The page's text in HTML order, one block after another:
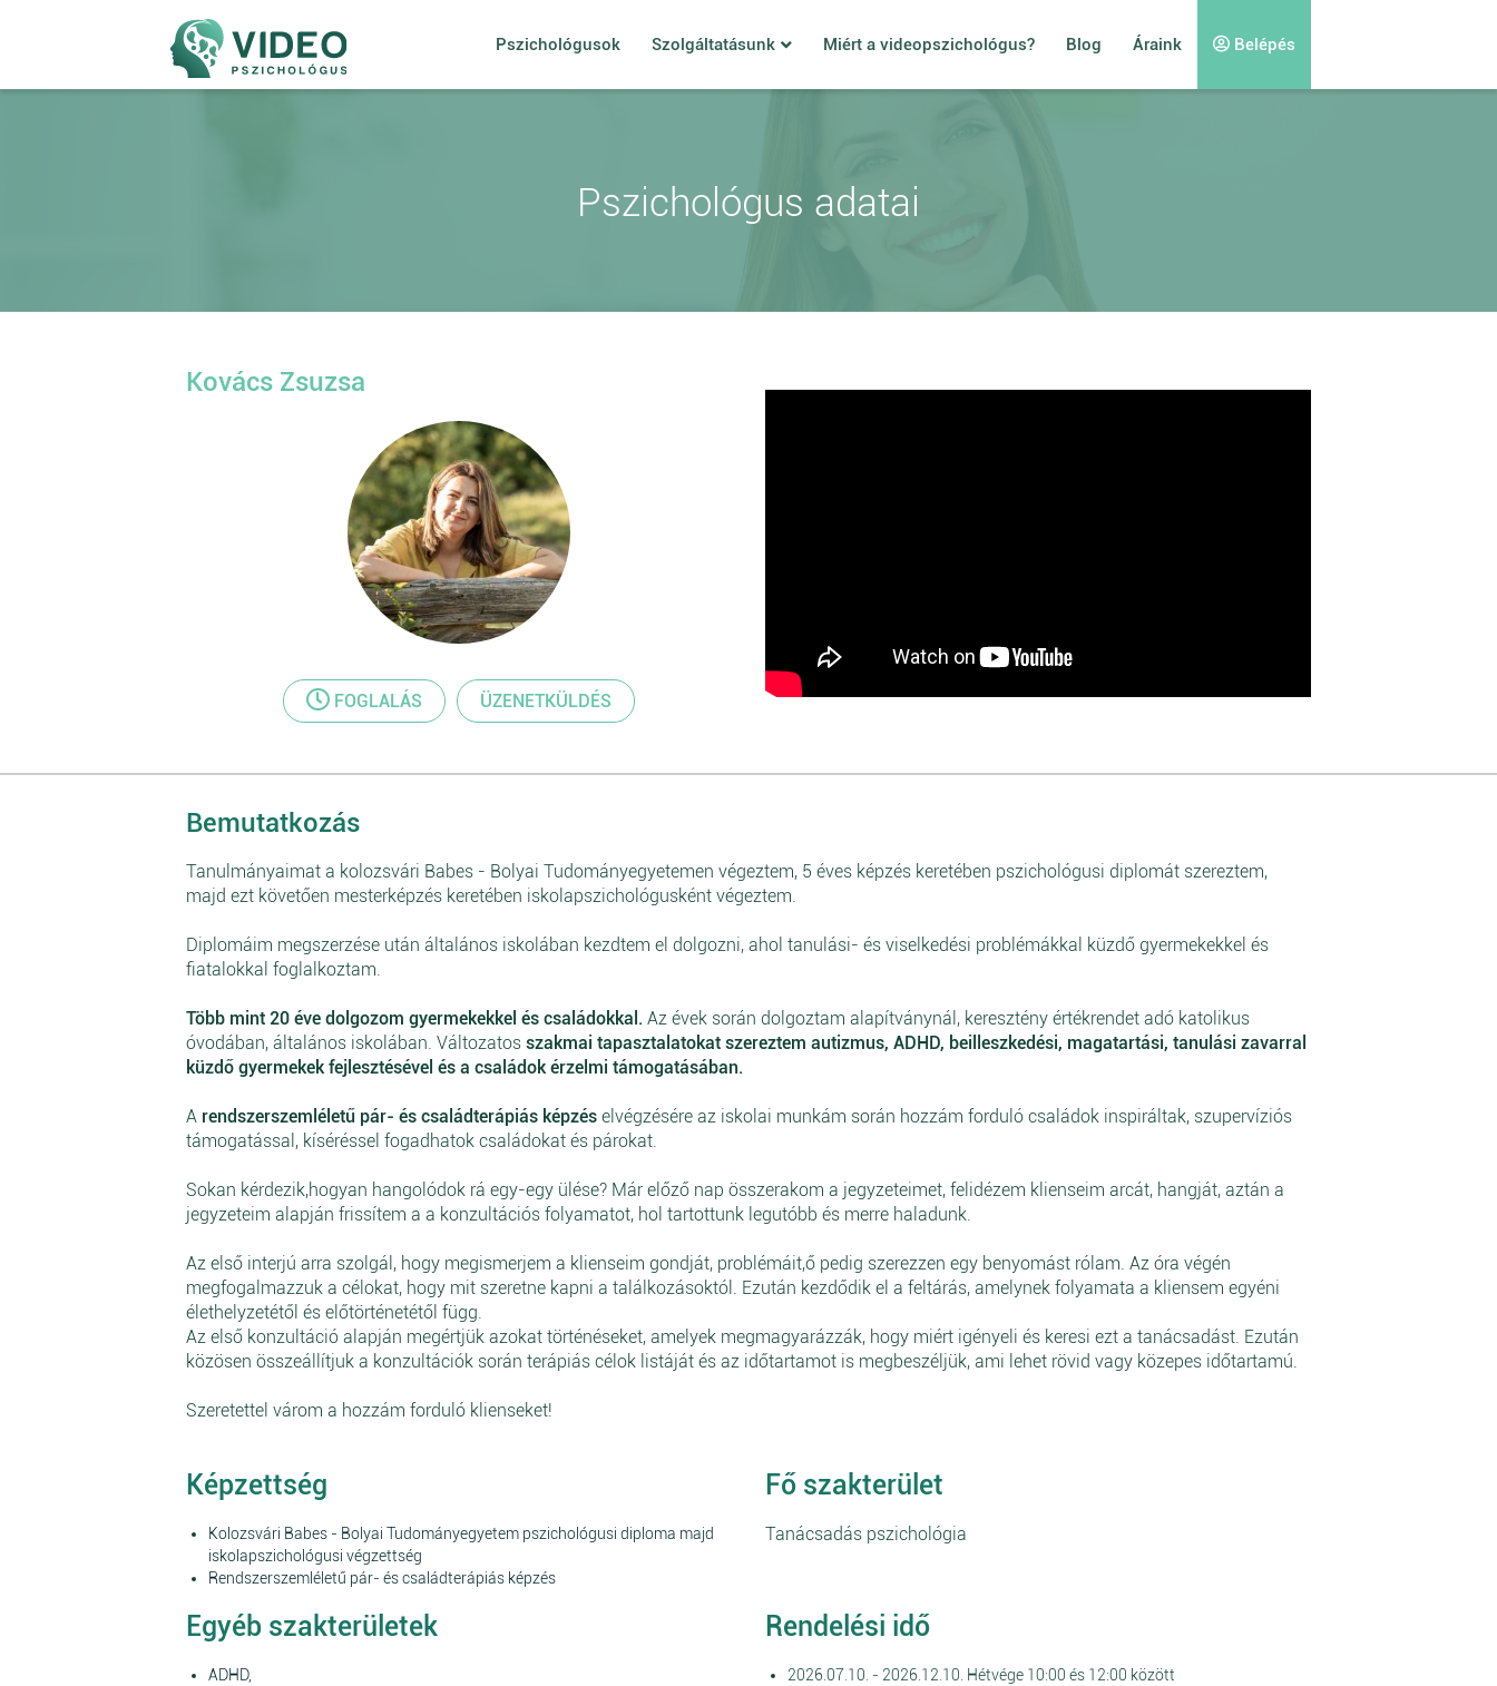
Pszichológusok Szolgáltatásunk Miért a videopszichológus? Blog Áraink Belépés
Pszichológus adatai
Kovács Zsuzsa
FOGLALÁS ÜZENETKÜLDÉS
Bemutatkozás
Tanulmányaimat a kolozsvári Babes - Bolyai Tudományegyetemen végeztem, 5 éves képzés keretében pszichológusi diplomát szereztem,
majd ezt követően mesterképzés keretében iskolapszichológusként végeztem.
Diplomáim megszerzése után általános iskolában kezdtem el dolgozni, ahol tanulási- és viselkedési problémákkal küzdő gyermekekkel és
fiatalokkal foglalkoztam.
Több mint 20 éve dolgozom gyermekekkel és családokkal. Az évek során dolgoztam alapítványnál, keresztény értékrendet adó katolikus
óvodában, általános iskolában. Változatos szakmai tapasztalatokat szereztem autizmus, ADHD, beilleszkedési, magatartási, tanulási zavarral
küzdő gyermekek fejlesztésével és a családok érzelmi támogatásában.
A rendszerszemléletű pár- és családterápiás képzés elvégzésére az iskolai munkám során hozzám forduló családok inspiráltak, szupervíziós
támogatással, kíséréssel fogadhatok családokat és párokat.
Sokan kérdezik,hogyan hangolódok rá egy-egy ülése? Már előző nap összerakom a jegyzeteimet, felidézem klienseim arcát, hangját, aztán a
jegyzeteim alapján frissítem a a konzultációs folyamatot, hol tartottunk legutóbb és merre haladunk.
Az első interjú arra szolgál, hogy megismerjem a klienseim gondját, problémáit,ő pedig szerezzen egy benyomást rólam. Az óra végén
megfogalmazzuk a célokat, hogy mit szeretne kapni a találkozásoktól. Ezután kezdődik el a feltárás, amelynek folyamata a kliensem egyéni
élethelyzetétől és előtörténetétől függ.
Az első konzultáció alapján megértjük azokat történéseket, amelyek megmagyarázzák, hogy miért igényeli és keresi ezt a tanácsadást. Ezután
közösen összeállítjuk a konzultációk során terápiás célok listáját és az időtartamot is megbeszéljük, ami lehet rövid vagy közepes időtartamú.
Szeretettel várom a hozzám forduló klienseket!
Képzettség
Kolozsvári Babes - Bolyai Tudományegyetem pszichológusi diploma majd
iskolapszichológusi végzettség
Rendszerszemléletű pár- és családterápiás képzés
Fő szakterület
Tanácsadás pszichológia
Egyéb szakterületek
ADHD,
Rendelési idő
2026.07.10. - 2026.12.10. Hétvége 10:00 és 12:00 között